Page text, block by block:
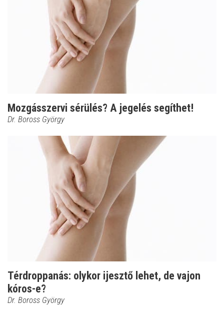
Mozgásszervi sérülés? A jegelés segíthet!
Dr. Boross György
Térdroppanás: olykor ijesztő lehet, de vajon
kóros-e?
Dr. Boross György